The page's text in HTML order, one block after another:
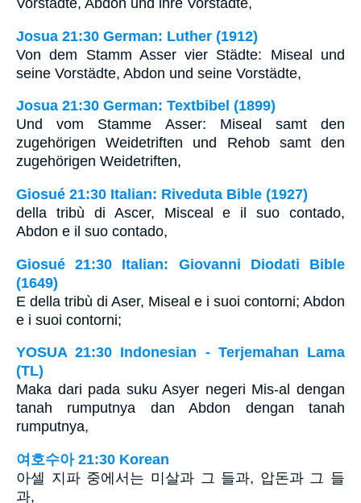
Vorstädte, Abdon und ihre Vorstädte,
Josua 21:30 German: Luther (1912)
Von dem Stamm Asser vier Städte: Miseal und
seine Vorstädte, Abdon und seine Vorstädte,
Josua 21:30 German: Textbibel (1899)
Und vom Stamme Asser: Miseal samt den
zugehörigen Weidetriften und Rehob samt den
zugehörigen Weidetriften,
Giosué 21:30 Italian: Riveduta Bible (1927)
della tribù di Ascer, Misceal e il suo contado,
Abdon e il suo contado,
Giosué 21:30 Italian: Giovanni Diodati Bible
(1649)
E della tribù di Aser, Miseal e i suoi contorni; Abdon
e i suoi contorni;
YOSUA 21:30 Indonesian - Terjemahan Lama
(TL)
Maka dari pada suku Asyer negeri Mis-al dengan
tanah rumputnya dan Abdon dengan tanah
rumputnya,
여호수아 21:30 Korean
아셀 지파 중에서는 미살과 그 들과, 압돈과 그 들
과,